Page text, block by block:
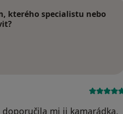
kterého specialistu nebo
mi ji kamarádka,